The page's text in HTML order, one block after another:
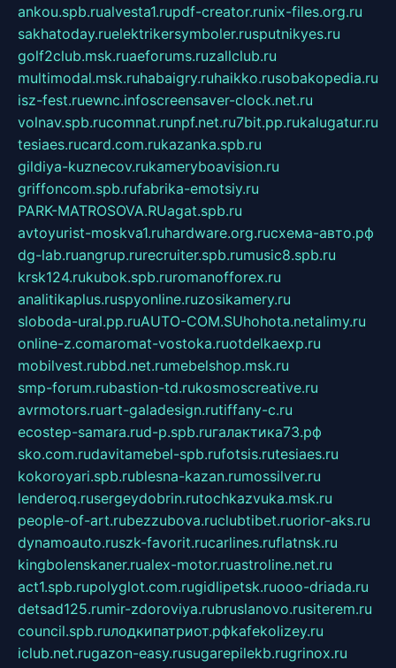
ankou.spb.rualvesta1.rupdf-creator.runix-files.org.ru
sakhatoday.ruelektrikersymboler.rusputnikyes.ru
golf2club.msk.ruaeforums.ruzallclub.ru
multimodal.msk.ruhabaigry.ruhaikko.rusobakopedia.ru
isz-fest.ruewnc.infoscreensaver-clock.net.ru
volnav.spb.rucomnat.runpf.net.ru7bit.pp.rukalugatur.ru
tesiaes.rucard.com.rukazanka.spb.ru
gildiya-kuznecov.rukameryboavision.ru
griffoncom.spb.rufabrika-emotsiy.ru
PARK-MATROSOVA.RUagat.spb.ru
avtoyurist-moskva1.ruhardware.org.ruсхема-авто.рф
dg-lab.ruangrup.rurecruiter.spb.rumusic8.spb.ru
krsk124.rukubok.spb.ruromanofforex.ru
analitikaplus.ruspyonline.ruzosikamery.ru
sloboda-ural.pp.ruAUTO-COM.SUhohota.netalimy.ru
online-z.comaromat-vostoka.ruotdelkaexp.ru
mobilvest.rubbd.net.rumebelshop.msk.ru
smp-forum.rubastion-td.rukosmoscreative.ru
avrmotors.ruart-galadesign.rutiffany-c.ru
ecostep-samara.rud-p.spb.ruгалактика73.рф
sko.com.rudavitamebel-spb.rufotsis.rutesiaes.ru
kokoroyari.spb.rublesna-kazan.rumossilver.ru
lenderoq.rusergeydobrin.rutochkazvuka.msk.ru
people-of-art.rubezzubova.ruclubtibet.ruorior-aks.ru
dynamoauto.ruszk-favorit.rucarlines.ruflatnsk.ru
kingbolenskaner.rualex-motor.ruastroline.net.ru
act1.spb.rupolyglot.com.rugidlipetsk.ruooo-driada.ru
detsad125.rumir-zdoroviya.rubruslanovo.rusiterem.ru
council.spb.ruлодкипатриот.рфkafekolizey.ru
iclub.net.rugazon-easy.rusugarepilekb.rugrinox.ru